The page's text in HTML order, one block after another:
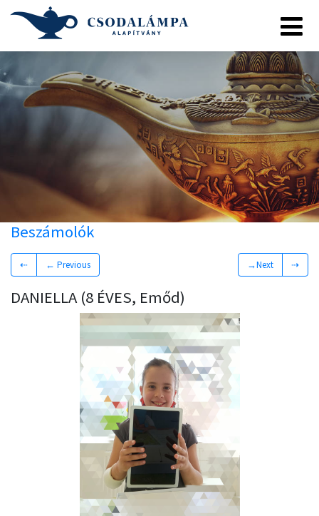
Beszámolók
⇠ ← Previous →Next ⇢
DANIELLA (8 ÉVES, Emőd)